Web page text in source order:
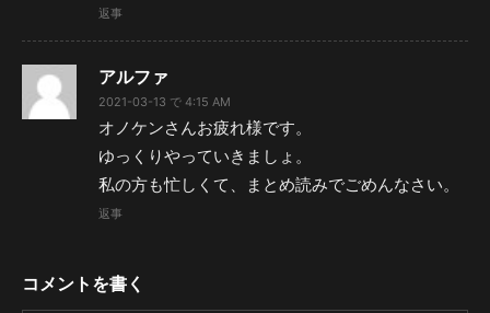
返事
アルファ
2021-03-13 で 4:15 AM
オノケンさんお疲れ様です。
ゆっくりやっていきましょ。
私の方も忙しくて、まとめ読みでごめんなさい。
返事
コメントを書く